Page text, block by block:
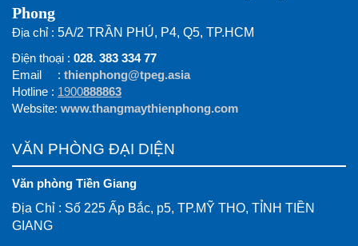
Phong
Địa chỉ : 5A/2 TRẦN PHÚ, P4, Q5, TP.HCM
Điện thoại : 028. 383 334 77
Email : thienphong@tpeg.asia
Hotline : 1900888863
Website: www.thangmaythienphong.com
VĂN PHÒNG ĐẠI DIỆN
Văn phòng Tiền Giang
Địa Chỉ : Số 225 Ấp Bắc, p5, TP.MỸ THO, TỈNH TIỀN
GIANG